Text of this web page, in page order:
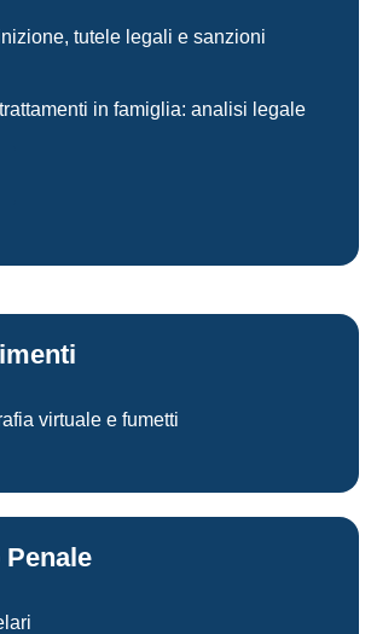
tutele legali e sanzioni
in famiglia: analisi legale
virtuale e fumetti